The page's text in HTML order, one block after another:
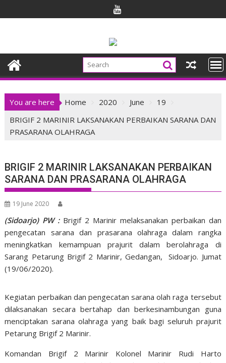
to
You are here Home 2020 June
19
BRIGIF 2 MARINIR LAKSANAKAN PERBAIKAN SARANA DAN
PRASARANA OLAHRAGA
BRIGIF 2 MARINIR LAKSANAKAN PERBAIKAN
SARANA DAN PRASARANA OLAHRAGA
19 June 2020
(Sidoarjo) PW :Brigif 2 Marinir melaksanakan perbaikan dan
pengecatan sarana dan prasarana olahraga dalam rangka
meningkatkan kemampuan prajurit dalam berolahraga di
Sarang Petarung Brigif 2 Marinir, Gedangan, Sidoarjo. Jumat
(19/06/2020).
Kegiatan perbaikan dan pengecatan sarana olah raga tersebut
dilaksanakan secara bertahap dan berkesinambungan guna
menciptakan sarana olahraga yang baik bagi seluruh prajurit
Petarung Brigif 2 Marinir.
Komandan Brigif 2 Marinir Kolonel Marinir Rudi Harto